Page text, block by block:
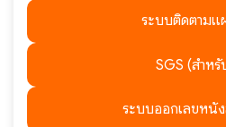
ระบบติดตามแ
SGS (สำหรั
ระบบออกเลขหนัง